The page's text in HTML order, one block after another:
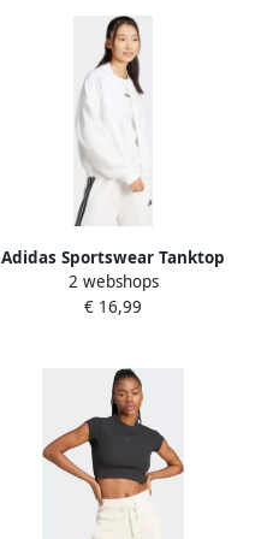
Adidas Sportswear Tanktop
W LIN SJ TK
2 webshops
€ 16,99